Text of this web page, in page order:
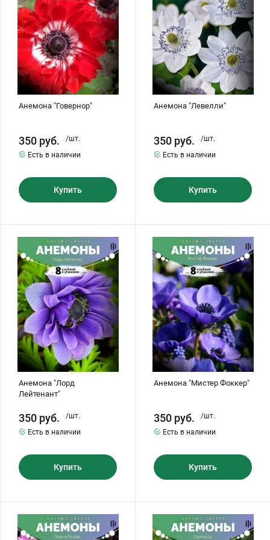
Хризантемы саженцы
Зелень и пряные травы
Анемона "Говернор"
350 руб.
/шт.
Есть в наличии
Купить
Анемона "Левелли"
350 руб.
/шт.
Есть в наличии
Купить
"Лорд
Лейтенант"
Анемона "Лорд
Лейтенант"
350 руб.
/шт.
Есть в наличии
Купить
"Мистер
Фоккер"
Анемона "Мистер Фоккер"
350 руб.
/шт.
Есть в наличии
Купить
"Принц
Генрих"
"Серенада"